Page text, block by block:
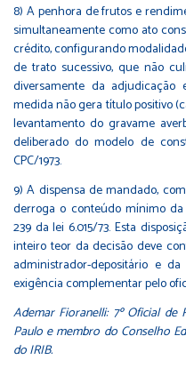
8) A penhora de frutos e
simultaneamente como ato
crédito, configurando
de trato sucessivo, que não
diversamente da
medida não gera título positivo
levantamento do gravame
deliberado do modelo de
CPC/1973.
9) A dispensa de mandado,
derroga o conteúdo mínimo
239 da lei 6.015/73. Esta
inteiro teor da decisão deve
administrador-depositário e
exigência complementar pelo
Ademar Fioranelli: 7º Oficial
Paulo e membro do Conselho
do IRIB.